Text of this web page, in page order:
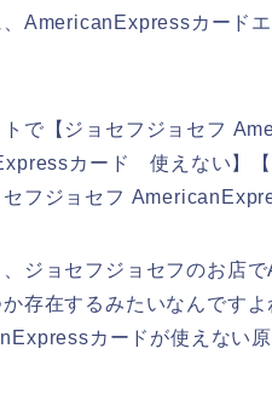
AmericanExpressカード
トで【ジョセフジョセフ
カード 使えない】
セフジョセフ
、ジョセフジョセフのお店
存在するみたいなんです
カードが使えない